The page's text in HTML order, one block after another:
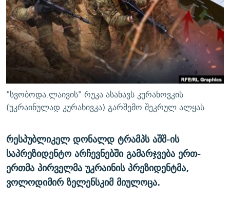
ᲛᲝᲚᲐᲞᲐᲠᲐᲙᲔ ᲢᲔᲥᲡᲢᲔᲑᲘ
ᲨᲘᲜ - ᲣᲪᲮᲝᲔᲗᲨᲘ
ᲚᲘᲢᲔᲠᲐᲢᲣᲠᲣᲚᲘ ᲬᲐᲮᲜᲐᲒᲔᲑᲘ
ᲐᲛᲔᲠᲘᲙᲣᲚᲘ ᲛᲝᲗᲮᲠᲝᲑᲐ
ᲘᲛᲞᲔᲠᲘᲐ ᲓᲐ ᲠᲐᲓᲘᲝ
ᲩᲔᲛᲘ ᲡᲘᲙᲕᲓᲘᲚᲘᲡ ᲛᲘᲖᲔᲖᲘᲐ COVID-19
11 ᲬᲔᲚᲘ - 11 ᲐᲛᲑᲐᲕᲘ
ᲡᲐᲞᲐᲠᲚᲐᲛᲔᲜᲢᲝ ᲐᲠᲩᲔᲕᲜᲔᲑᲘᲡ ᲘᲡᲢᲝᲠᲘᲐ
ᲑᲐᲕᲨᲕᲔᲑᲘ ᲞᲠᲝᲡᲢᲘᲢᲣᲪᲘᲐᲨᲘ - ᲐᲛᲝᲣᲗᲥᲛᲔᲚᲘ ᲐᲛᲑᲐᲕᲘ
5 ᲐᲛᲑᲐᲕᲘ - 20 ᲘᲕᲜᲘᲡᲡ ᲓᲐᲨᲐᲕᲔᲑᲣᲚᲔᲑᲘ
ᲐᲒᲕᲘᲡᲢᲝᲡ ᲝᲛᲘ
ᲒᲐᲛᲝᲘᲬᲔᲠᲔ
რთე/რთ-ის ყველა საიტი
"სვობოდა.ლაივის" რუკა ასახავს კურახოვკის
(უკრაინულად კურახივკა) გარშემო შეკრულ ალყას
რესპუბლიკელ დონალდ ტრამპს აშშ-ის
საპრეზიდენტო არჩევნებში გამარჯვება ერთ-
ერთმა პირველმა უკრაინის პრეზიდენტმა,
ვოლოდიმირ ზელენსკიმ მიულოცა.